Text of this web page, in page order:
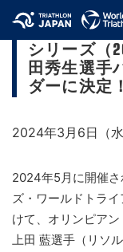
ワールドト
シリーズ（
田秀生選手
ダーに決定
2024年3月6日（水
2024年5月に開催
ズ・ワールドトラ
けて、オリンピア
上田 藍選手（リソ